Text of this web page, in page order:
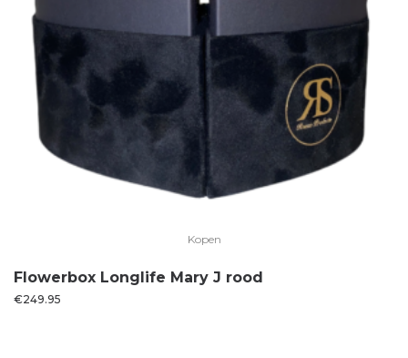
Kopen
Flowerbox Longlife Mary J rood
€249.95